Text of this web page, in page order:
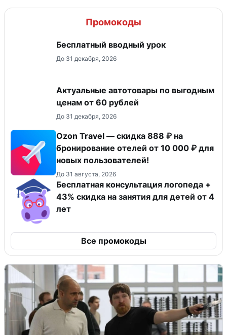
Промокоды
Бесплатный вводный урок
До 31 декабря, 2026
Актуальные автотовары по выгодным
ценам от 60 рублей
До 31 декабря, 2026
Ozon Travel — скидка 888 ₽ на
бронирование отелей от 10 000 ₽ для
новых пользователей!
До 31 августа, 2026
Бесплатная консультация логопеда +
43% скидка на занятия для детей от 4
лет
Все промокоды